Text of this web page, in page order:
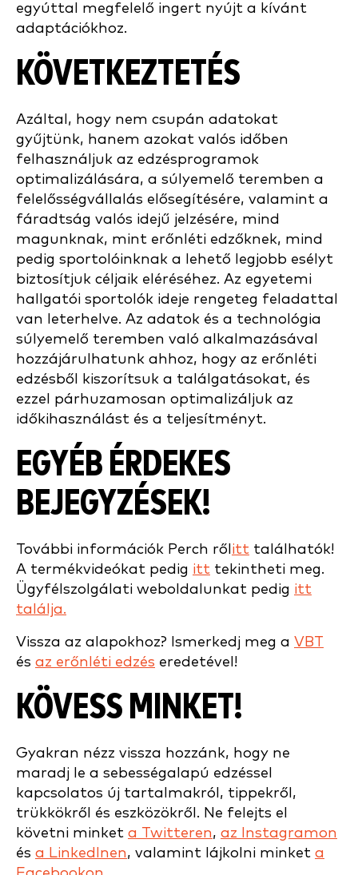
egyúttal megfelelő ingert nyújt a kívánt
adaptációkhoz.
KÖVETKEZTETÉS
Azáltal, hogy nem csupán adatokat
gyűjtünk, hanem azokat valós időben
felhasználjuk az edzésprogramok
optimalizálására, a súlyemelő teremben a
felelősségvállalás elősegítésére, valamint a
fáradtság valós idejű jelzésére, mind
magunknak, mint erőnléti edzőknek, mind
pedig sportolóinknak a lehető legjobb esélyt
biztosítjuk céljaik eléréséhez. Az egyetemi
hallgatói sportolók ideje rengeteg feladattal
van leterhelve. Az adatok és a technológia
súlyemelő teremben való alkalmazásával
hozzájárulhatunk ahhoz, hogy az erőnléti
edzésből kiszorítsuk a találgatásokat, és
ezzel párhuzamosan optimalizáljuk az
időkihasználást és a teljesítményt.
EGYÉB ÉRDEKES
BEJEGYZÉSEK!
További információk Perch ről itt találhatók!
A termékvideókat pedig itt tekintheti meg.
Ügyfélszolgálati weboldalunkat pedig itt
találja.
Vissza az alapokhoz? Ismerkedj meg a VBT
és az erőnléti edzés eredetével!
KÖVESS MINKET!
Gyakran nézz vissza hozzánk, hogy ne
maradj le a sebességalapú edzéssel
kapcsolatos új tartalmakról, tippekről,
trükkökről és eszközökről. Ne felejts el
követni minket a Twitteren, az Instagramon
és a LinkedInen, valamint lájkolni minket a